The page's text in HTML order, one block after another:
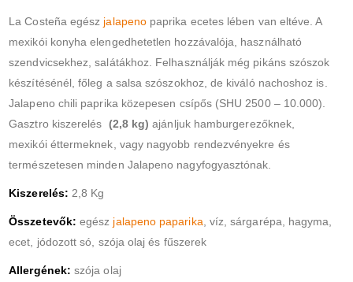
La Costeña egész jalapeno paprika ecetes lében van eltéve. A
mexikói konyha elengedhetetlen hozzávalója, használható
szendvicsekhez, salátákhoz. Felhasználják még pikáns szószok
készítésénél, főleg a salsa szószokhoz, de kiváló nachoshoz is.
Jalapeno chili paprika közepesen csípős (SHU 2500 – 10.000).
Gasztro kiszerelés (2,8 kg) ajánljuk hamburgerezőknek,
mexikói éttermeknek, vagy nagyobb rendezvényekre és
természetesen minden Jalapeno nagyfogyasztónak.
Kiszerelés: 2,8 Kg
Összetevők: egész jalapeno paparika , víz, sárgarépa, hagyma,
ecet, jódozott só, szója olaj és fűszerek
Allergének: szója olaj